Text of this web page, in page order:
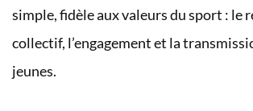
simple, fidèle aux valeurs du sport : le
collectif, l’engagement et la
jeunes.